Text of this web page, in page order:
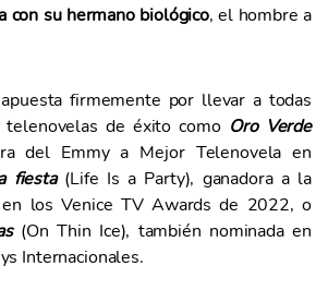
con su hermano biológico, el hombre a
firmemente por llevar a todas
de éxito como Oro Verde
del Emmy a Mejor Telenovela en
fiesta(Life Is a Party), ganadora a la
los Venice TV Awards de 2022, o
(On Thin Ice), también nominada en
Internacionales.